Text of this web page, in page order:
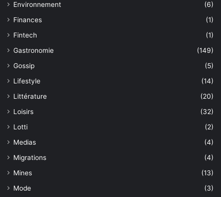
Environnement
(6)
Finances
(1)
Fintech
(1)
Gastronomie
(149)
Gossip
(5)
Lifestyle
(14)
Littérature
(20)
Loisirs
(32)
Lotti
(2)
Medias
(4)
Migrations
(4)
Mines
(13)
Mode
(3)